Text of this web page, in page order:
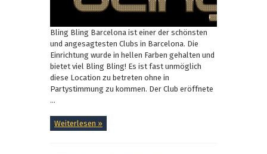
Bling Bling Barcelona ist einer der schönsten
und angesagtesten Clubs in Barcelona. Die
Einrichtung wurde in hellen Farben gehalten und
bietet viel Bling Bling! Es ist fast unmöglich
diese Location zu betreten ohne in
Partystimmung zu kommen. Der Club eröffnete
...
Weiterlesen »